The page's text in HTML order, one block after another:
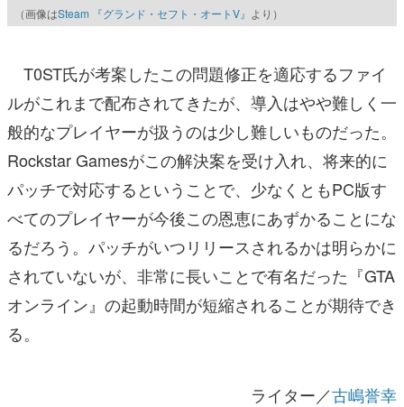
（画像はSteam 『グランド・セフト・オートV』 より）
T0ST氏が考案したこの問題修正を適応するファイ
ルがこれまで配布されてきたが、導入はやや難しく一
般的なプレイヤーが扱うのは少し難しいものだった。
Rockstar Gamesがこの解決案を受け入れ、将来的に
パッチで対応するということで、少なくともPC版す
べてのプレイヤーが今後この恩恵にあずかることにな
るだろう。パッチがいつリリースされるかは明らかに
されていないが、非常に長いことで有名だった『GTA
オンライン』の起動時間が短縮されることが期待でき
る。
ライター／古嶋誉幸